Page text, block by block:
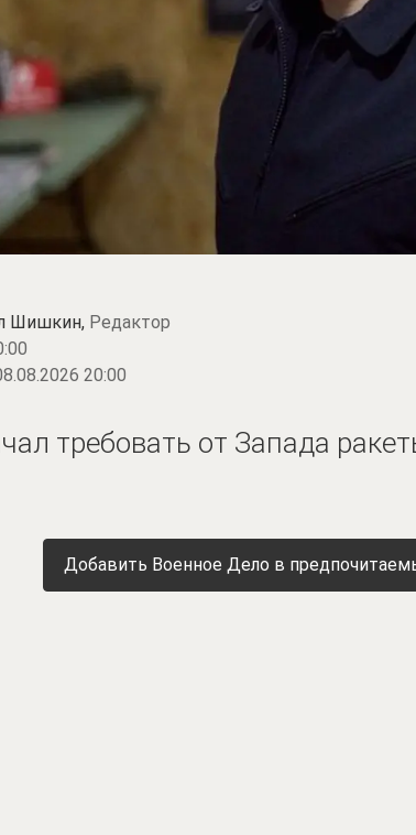
Шишкин, Редактор
20:00
требовать от Запада
Добавить Военное Дело в